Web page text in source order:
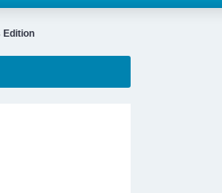
Edition